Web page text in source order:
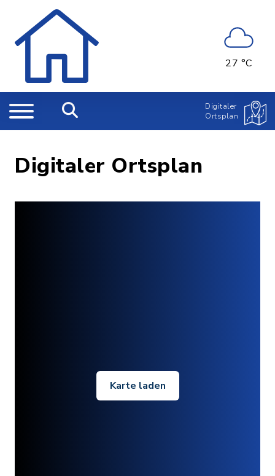
27 °C
Digitaler
Ortsplan
Digitaler Ortsplan
Karte laden